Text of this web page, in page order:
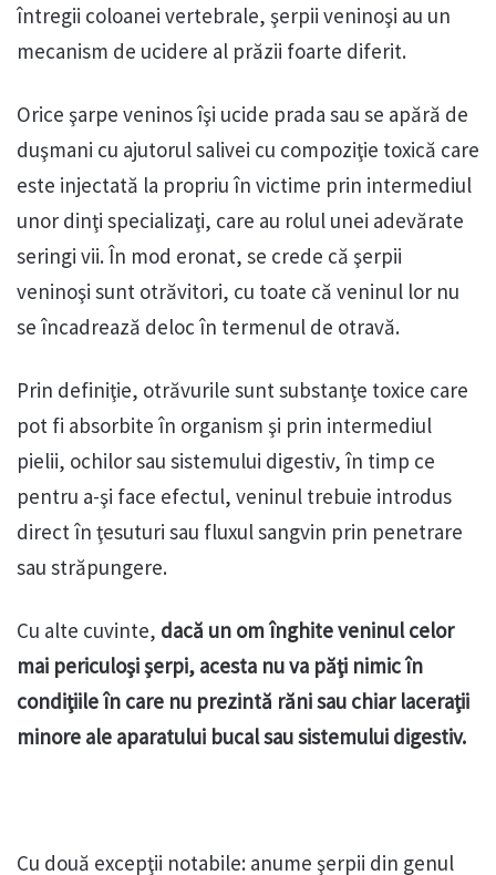
întregii coloanei vertebrale, şerpii veninoşi au un
mecanism de ucidere al prăzii foarte diferit.
Orice şarpe veninos îşi ucide prada sau se apără de
duşmani cu ajutorul salivei cu compoziţie toxică care
este injectată la propriu în victime prin intermediul
unor dinţi specializaţi, care au rolul unei adevărate
seringi vii. În mod eronat, se crede că şerpii
veninoşi sunt otrăvitori, cu toate că veninul lor nu
se încadrează deloc în termenul de otravă.
Prin definiţie, otrăvurile sunt substanţe toxice care
pot fi absorbite în organism şi prin intermediul
pielii, ochilor sau sistemului digestiv, în timp ce
pentru a-şi face efectul, veninul trebuie introdus
direct în ţesuturi sau fluxul sangvin prin penetrare
sau străpungere.
Cu alte cuvinte, dacă un om înghite veninul celor
mai periculoşi şerpi, acesta nu va păţi nimic în
condiţiile în care nu prezintă răni sau chiar laceraţii
minore ale aparatului bucal sau sistemului digestiv.
Cu două excepţii notabile: anume şerpii din genul